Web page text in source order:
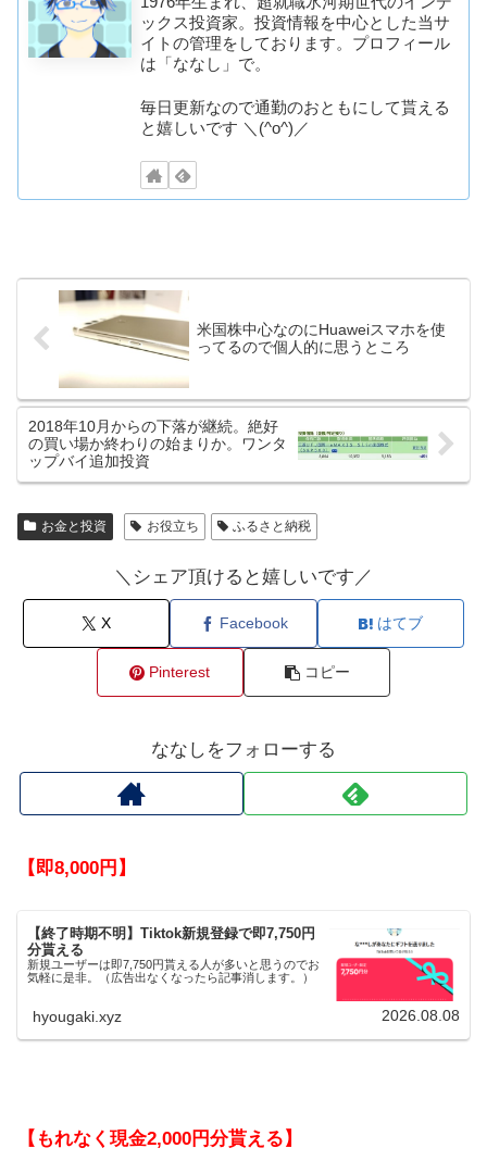
ックス投資家。投資情報を中心とした当サ
イトの管理をしております。プロフィール
は「ななし」で。
毎日更新なので通勤のおともにして貰える
と嬉しいです ＼(^o^)／
米国株中心なのにHuaweiスマホを使
ってるので個人的に思うところ
2018年10月からの下落が継続。絶好
の買い場か終わりの始まりか。ワンタ
ップバイ追加投資
お金と投資 お役立ち ふるさと納税
＼シェア頂けると嬉しいです／
X Facebook はてブ
Pinterest コピー
ななしをフォローする
【即8,000円】
【終了時期不明】Tiktok新規登録で即7,750円
分貰える
新規ユーザーは即7,750円貰える人が多いと思うのでお
気軽に是非。（広告出なくなったら記事消します。）
hyougaki.xyz 2026.08.08
【もれなく現金2,000円分貰える】